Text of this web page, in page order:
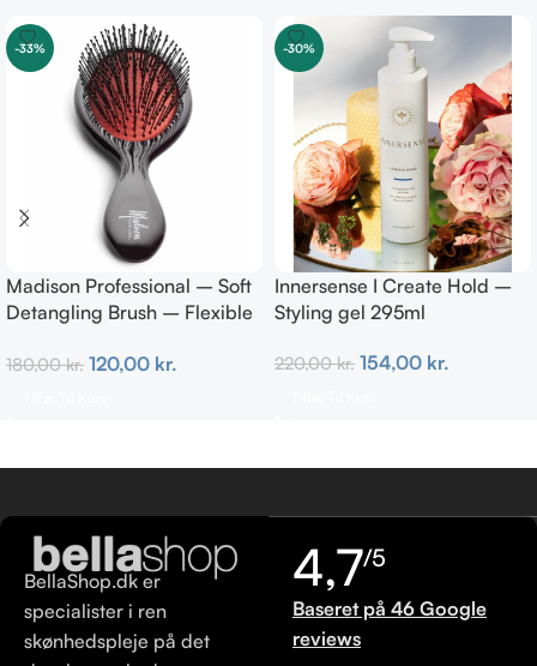
-33%
Madison Professional – Soft
Detangling Brush – Flexible
180,00kr. 120,00 kr.
-30%
Innersense I Create Hold –
Styling gel 295ml
220,00kr. 154,00 kr.
BellaShop.dk er
specialister i ren
skønhedspleje på det
4,7/5
Baseret på 46 Google
reviews